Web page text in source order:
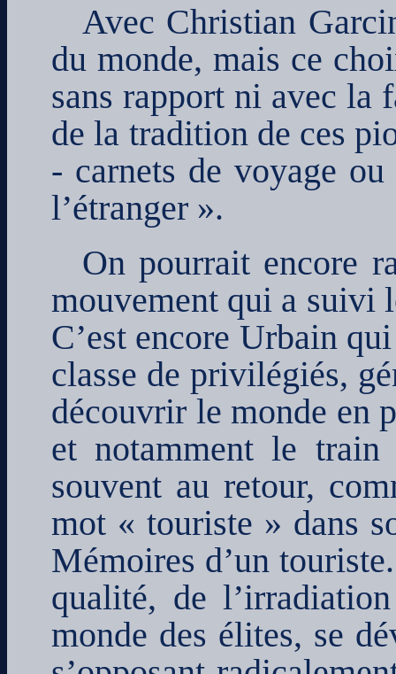
Avec Christian
du monde, mais ce
sans rapport ni avec la
de la tradition de ces
- carnets de voyage
l’étranger ».
On pourrait encore
mouvement qui a suivi
C’est encore Urbain
classe de privilégiés,
découvrir le monde en
et notamment le
souvent au retour,
mot « touriste » dans
Mémoires d’un
qualité, de
monde des élites, se